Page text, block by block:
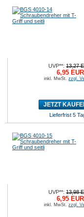
UVP**:13,27
6,95 EUR
inkl. MwSt.zzgl.
JETZT
Lieferfrist 5
UVP**:13,98
6,95 EUR
inkl. MwSt.zzgl.